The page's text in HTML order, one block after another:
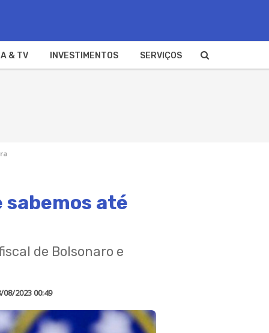
& TV INVESTIMENTOS SERVIÇOS
sabemos até
de Bolsonaro e
08/2023 00:49